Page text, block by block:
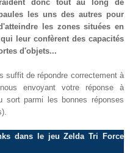
donc tout au long de
les uns des autres pour
les zones situées en
leur confèrent des capacités
d'objets...
suffit de répondre correctement à
envoyant votre réponse à
sort parmi les bonnes réponses
dans le jeu Zelda Tri Force